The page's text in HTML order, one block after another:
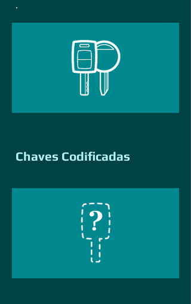
.
Chaves Codificadas